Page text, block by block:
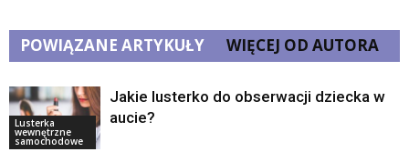
POWIĄZANE ARTYKUŁY WIĘCEJ OD AUTORA
Lusterka
wewnętrzne
samochodowe
Jakie lusterko do obserwacji dziecka w
aucie?